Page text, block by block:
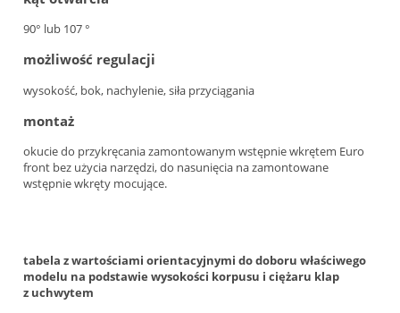
90° lub 107 °
możliwość regulacji
wysokość, bok, nachylenie, siła przyciągania
montaż
okucie do przykręcania zamontowanym wstępnie wkrętem Euro
front bez użycia narzędzi, do nasunięcia na zamontowane
wstępnie wkręty mocujące.
tabela z wartościami orientacyjnymi do doboru właściwego
modelu na podstawie wysokości korpusu i ciężaru klap
z uchwytem